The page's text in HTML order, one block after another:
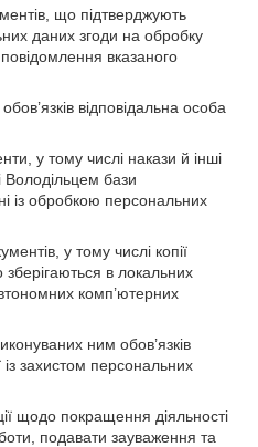
що підтверджують
даних згоди на обробку
вказаного
відповідальна особа
у тому числі накази й інші
Володільцем бази
із обробкою персональних
у тому числі копії
в локальних
комп’ютерних
ним обов’язків
із захистом персональних
щодо покращення діяльності
подавати зауваження та